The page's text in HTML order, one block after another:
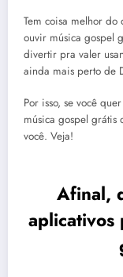
Tem coisa melhor do
ouvir música gospel
divertir pra valer
ainda mais perto de
Por isso, se você
música gospel
você. Veja!
Afinal,
aplicativos